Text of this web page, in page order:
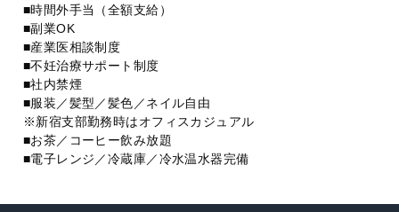
■時間外手当（全額支給）
■副業OK
■産業医相談制度
■不妊治療サポート制度
■社内禁煙
■服装／髪型／髪色／ネイル自由
※新宿支部勤務時はオフィスカジュアル
■お茶／コーヒー飲み放題
■電子レンジ／冷蔵庫／冷水温水器完備